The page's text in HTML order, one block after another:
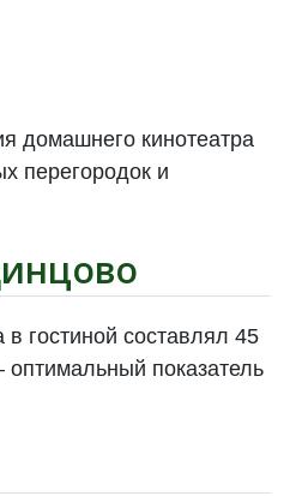
домашнего кинотеатра
перегородок и
гостиной составлял 45
показатель